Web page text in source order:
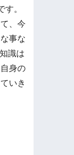
。
、今
事な
識は
身の
いき